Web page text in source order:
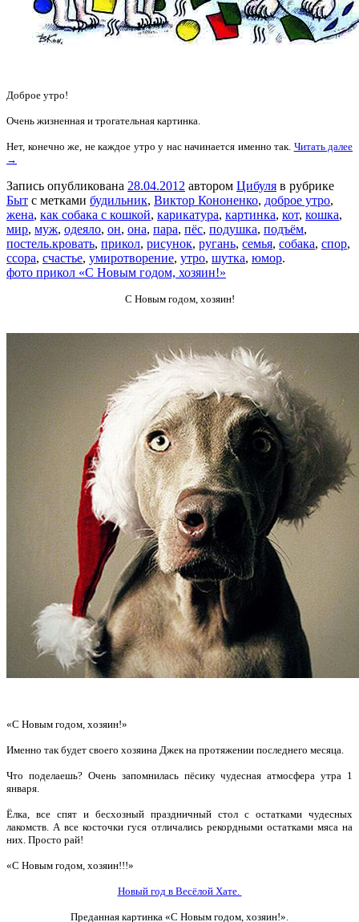
Доброе утро!
Очень жизненная и трогательная картинка.
Нет, конечно же, не каждое утро у нас начинается именно так. Читать далее
→
Запись опубликована 28.04.2012 автором Цибуля в рубрике
Быт с метками будильник, Виктор Кононенко, доброе утро,
жена, как собака с кошкой, карикатура, картинка, кот, кошка,
мир, муж, одеяло, он, она, пара, пёс, подушка, подъём,
постель.кровать, прикол, рисунок, ругань, семья, собака, спор,
ссора, счастье, умиротворение, утро, шутка, юмор.
фото прикол «С Новым годом, хозяин!»
С Новым годом, хозяин!
«С Новым годом, хозяин!»
Именно так будет своего хозяина Джек на протяжении последнего месяца.
Что поделаешь? Очень запомнилась пёсику чудесная атмосфера утра 1
января.
Ёлка, все спят и бесхозный праздничный стол с остатками чудесных
лакомств. А все косточки гуся отличались рекордными остатками мяса на
них. Просто рай!
«С Новым годом, хозяин!!!»
Новый год в Весёлой Хате.
Преданная картинка «С Новым годом, хозяин!».